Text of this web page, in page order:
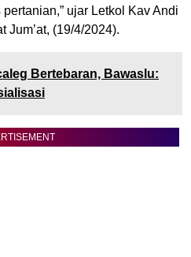
ujar Letkol Kav Andi
Jum’at, (19/4/2024).
Bertebaran, Bawaslu: